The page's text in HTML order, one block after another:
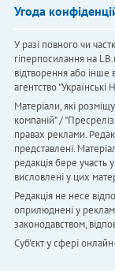
Угода
У разі повного чи
гіперпосилання на
відтворення або інше
агентство "Українськi
Матеріали, які
компаній" /
правах реклами.
представлені.
редакція бере участь
висловлені у цих
Редакція не несе
оприлюднені у
законодавством,
Cуб'єкт у сфері